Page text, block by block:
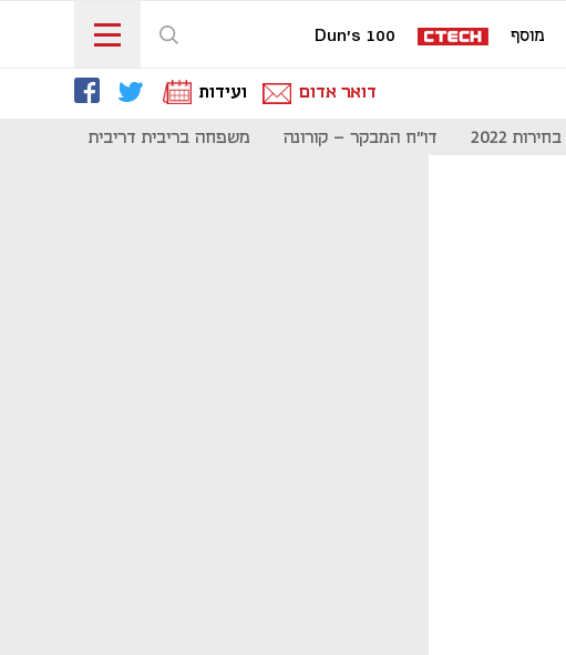
מוסף Dun's 100
דואר אדום ועידות
בחירות 2022 דו"ח המבקר - קורונה משפחה בריבית דריבית